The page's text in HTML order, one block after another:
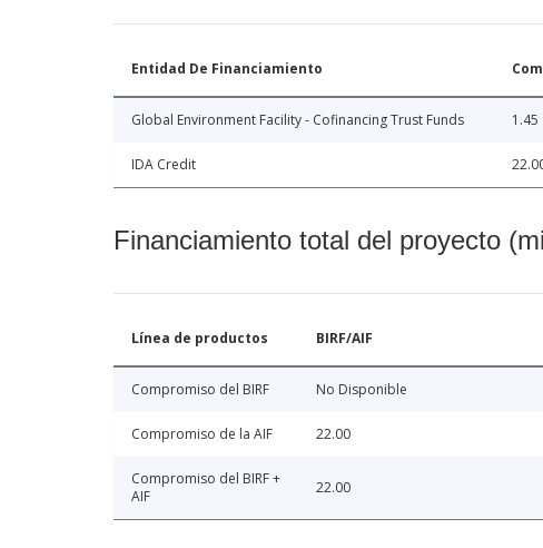
Entidad De Financiamiento
Global Environment Facility - Cofinancing Trust Funds 1.45
IDA Credit
Financiamiento total del proyecto
Línea de productos BIRF/AIF
Compromiso del BIRF No Disponible
Compromiso de la AIF 22.00
Compromiso del BIRF +
AIF
22.00